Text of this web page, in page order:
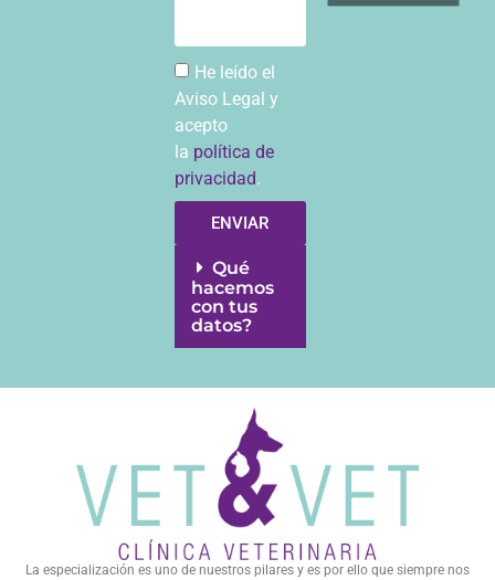
He leído el
Aviso Legal y
acepto
la política de
privacidad.
ENVIAR
Qué
hacemos
con tus
datos?
La especialización es uno de nuestros pilares y es por ello que siempre nos